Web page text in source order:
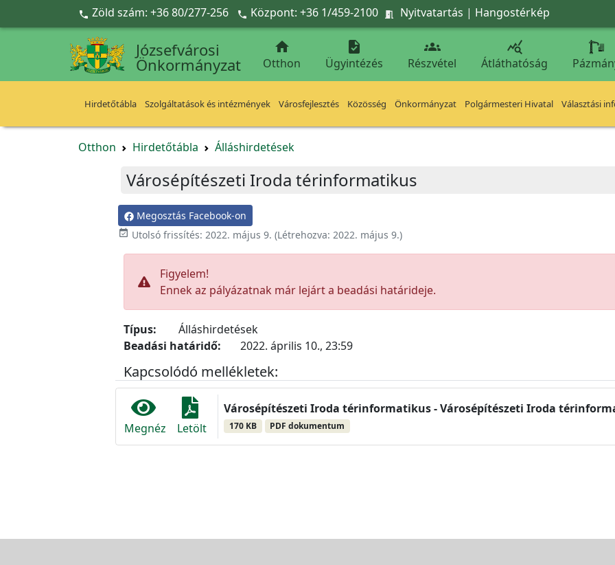
Ugrás a fő tartalomra
 Zöld szám: +36 80/277-256  Központ: +36 1/459-2100  Nyitvatartás | Hangostérkép
Józsefvárosi
Önkormányzat

Otthon

Ügyintézés

Részvétel

Átláthatóság
Hirdetőtábla Szolgáltatások és intézmények Városfejlesztés Közösség Önkormányzat Polgármesteri Hivatal Választási
Otthon Hirdetőtábla Álláshirdetések
Városépítészeti Iroda térinformatikus
Megosztás Facebook-on
 Utolsó frissítés: 2022. május 9. (Létrehozva: 2022. május 9.)
Figyelem!
Ennek az pályázatnak már lejárt a beadási határideje.
Típus:
Álláshirdetések
Beadási határidő:
2022. április 10., 23:59
Kapcsolódó mellékletek:
Megnéz Letölt
Városépítészeti Iroda térinformatikus - Városépítészeti Iroda
170 KB PDF dokumentum